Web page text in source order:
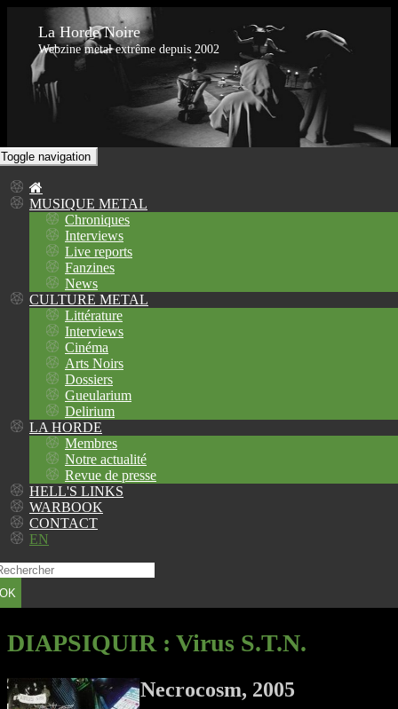
La Horde Noire
Webzine metal extrême depuis 2002
Toggle navigation
MUSIQUE METAL
Chroniques
Interviews
Live reports
Fanzines
News
CULTURE METAL
Littérature
Interviews
Cinéma
Arts Noirs
Dossiers
Gueularium
Delirium
LA HORDE
Membres
Notre actualité
Revue de presse
HELL'S LINKS
WARBOOK
CONTACT
EN
OK
DIAPSIQUIR : Virus S.T.N.
Necrocosm, 2005